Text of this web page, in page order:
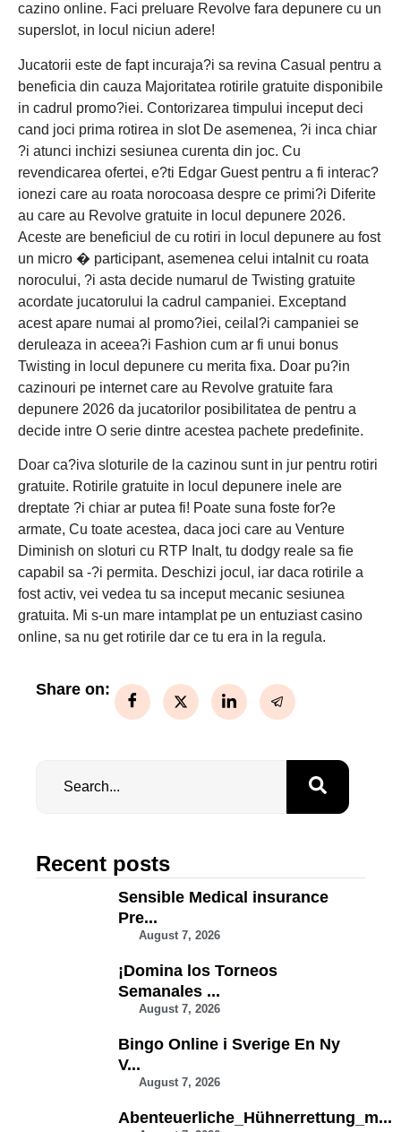
cazino online. Faci preluare Revolve fara depunere cu un
superslot, in locul niciun adere!
Jucatorii este de fapt incuraja?i sa revina Casual pentru a
beneficia din cauza Majoritatea rotirile gratuite disponibile
in cadrul promo?iei. Contorizarea timpului inceput deci
cand joci prima rotirea in slot De asemenea, ?i inca chiar
?i atunci inchizi sesiunea curenta din joc. Cu
revendicarea ofertei, e?ti Edgar Guest pentru a fi interac?
ionezi care au roata norocoasa despre ce primi?i Diferite
au care au Revolve gratuite in locul depunere 2026.
Aceste are beneficiul de cu rotiri in locul depunere au fost
un micro � participant, asemenea celui intalnit cu roata
norocului, ?i asta decide numarul de Twisting gratuite
acordate jucatorului la cadrul campaniei. Exceptand
acest apare numai al promo?iei, ceilal?i campaniei se
deruleaza in aceea?i Fashion cum ar fi unui bonus
Twisting in locul depunere cu merita fixa. Doar pu?in
cazinouri pe internet care au Revolve gratuite fara
depunere 2026 da jucatorilor posibilitatea de pentru a
decide intre O serie dintre acestea pachete predefinite.
Doar ca?iva sloturile de la cazinou sunt in jur pentru rotiri
gratuite. Rotirile gratuite in locul depunere inele are
dreptate ?i chiar ar putea fi! Poate suna foste for?e
armate, Cu toate acestea, daca joci care au Venture
Diminish on sloturi cu RTP Inalt, tu dodgy reale sa fie
capabil sa -?i permita. Deschizi jocul, iar daca rotirile a
fost activ, vei vedea tu sa inceput mecanic sesiunea
gratuita. Mi s-un mare intamplat pe un entuziast casino
online, sa nu get rotirile dar ce tu era in la regula.
Share on:
Recent posts
Sensible Medical insurance
Pre...
August 7, 2026
¡Domina los Torneos
Semanales ...
August 7, 2026
Bingo Online i Sverige En Ny
V...
August 7, 2026
Abenteuerliche_Hühnerrettung_m...